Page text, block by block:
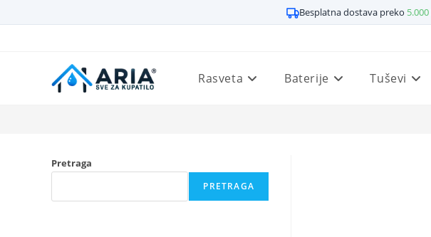
Besplatna dostava preko 5.000
Rasveta Baterije Tuševi
Pretraga
PRETRAGA